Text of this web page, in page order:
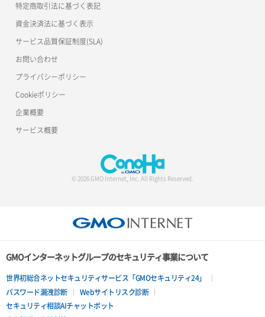
特定商取引法に基づく表記
資金決済法に基づく表示
サービス品質保証制度(SLA)
お問い合わせ
プライバシーポリシー
Cookieポリシー
企業概要
サービス概要
© 2026 GMO Internet, Inc. All Rights Reserved.
GMOインターネットグループのセキュリティ事業について
世界初総合ネットセキュリティサービス「GMOセキュリティ24」
パスワード漏洩診断
Webサイトリスク診断
セキュリティ相談AIチャットボット